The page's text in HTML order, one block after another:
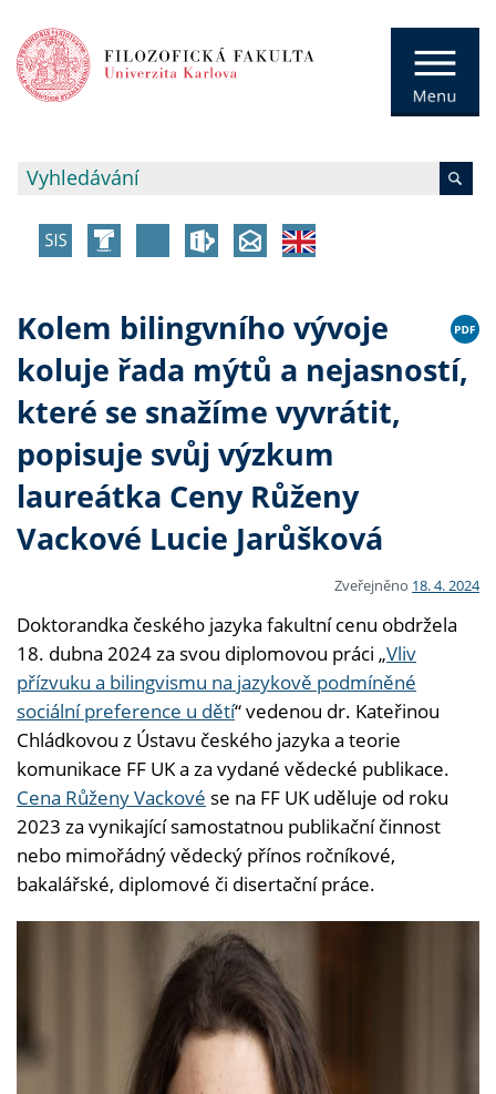
Kolem bilingvního vývoje
koluje řada mýtů a nejasností,
které se snažíme vyvrátit,
popisuje svůj výzkum
laureátka Ceny Růženy
Vackové Lucie Jarůšková
Zveřejněno 18. 4. 2024
Doktorandka českého jazyka fakultní cenu obdržela
18. dubna 2024 za svou diplomovou práci „Vliv
přízvuku a bilingvismu na jazykově podmíněné
sociální preference u dětí“ vedenou dr. Kateřinou
Chládkovou z Ústavu českého jazyka a teorie
komunikace FF UK a za vydané vědecké publikace.
Cena Růženy Vackové se na FF UK uděluje od roku
2023 za vynikající samostatnou publikační činnost
nebo mimořádný vědecký přínos ročníkové,
bakalářské, diplomové či disertační práce.